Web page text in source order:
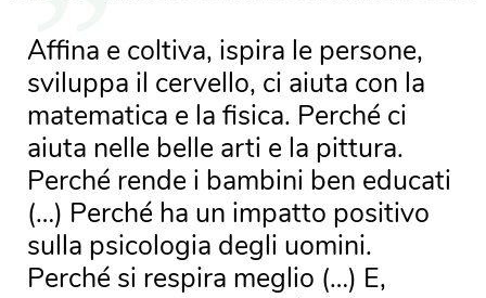
Affina e coltiva, ispira le persone,
sviluppa il cervello, ci aiuta con la
matematica e la fisica. Perché ci
aiuta nelle belle arti e la pittura.
Perché rende i bambini ben educati
(…) Perché ha un impatto positivo
sulla psicologia degli uomini.
Perché si respira meglio (…) E,